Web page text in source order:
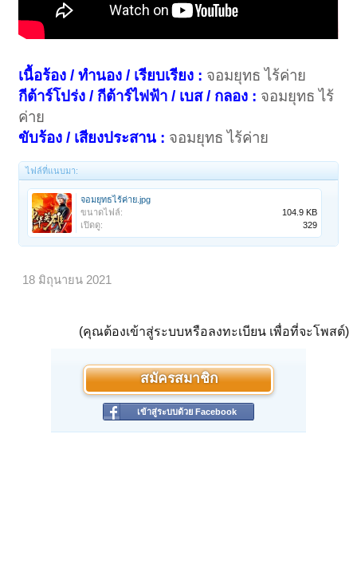
เนื้อร้อง / ทำนอง / เรียบเรียง : จอมยุทธ ไร้ค่าย
กีต้าร์โปร่ง / กีต้าร์ไฟฟ้า / เบส / กลอง : จอมยุทธ ไร้
ค่าย
ขับร้อง / เสียงประสาน : จอมยุทธ ไร้ค่าย
ไฟล์ที่แนบมา:
จอมยุทธไร้ค่าย.jpg
ขนาดไฟล์:
104.9 KB
เปิดดู:
329
18 มิถุนายน 2021
(คุณต้องเข้าสู่ระบบหรือลงทะเบียน เพื่อที่จะโพสต์)
สมัครสมาชิก
เข้าสู่ระบบด้วย Facebook